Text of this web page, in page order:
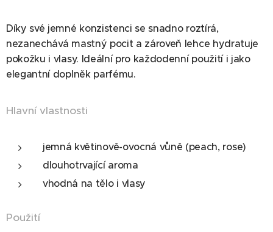
Díky své jemné konzistenci se snadno roztírá,
nezanechává mastný pocit a zároveň lehce hydratuje
pokožku i vlasy. Ideální pro každodenní použití i jako
elegantní doplněk parfému.
Hlavní vlastnosti
jemná květinově-ovocná vůně (peach, rose)
dlouhotrvající aroma
vhodná na tělo i vlasy
Použití